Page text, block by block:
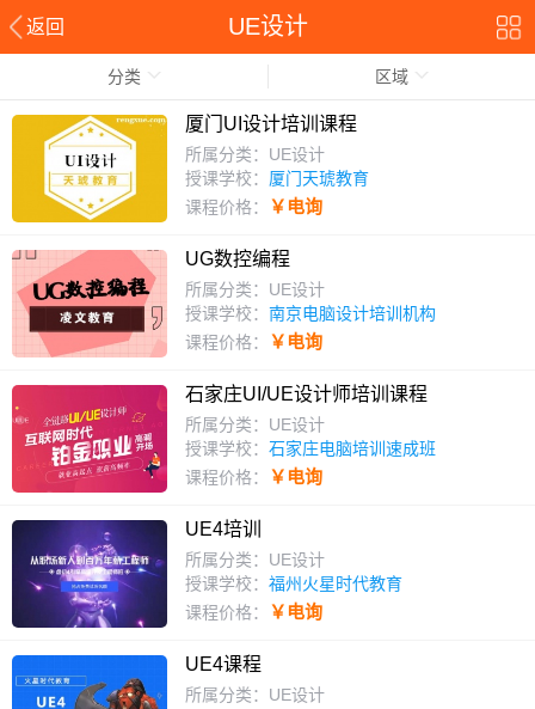
返回 UE设计
分类 区域
厦门UI设计培训课程
所属分类：UE设计
授课学校： 厦门天琥教育
课程价格：
￥电询
UG数控编程
所属分类：UE设计
授课学校： 南京电脑设计培训机构
课程价格：
￥电询
石家庄UI/UE设计师培训课程
所属分类：UE设计
授课学校： 石家庄电脑培训速成班
课程价格：
￥电询
UE4培训
所属分类：UE设计
授课学校： 福州火星时代教育
课程价格：
￥电询
UE4课程
所属分类：UE设计